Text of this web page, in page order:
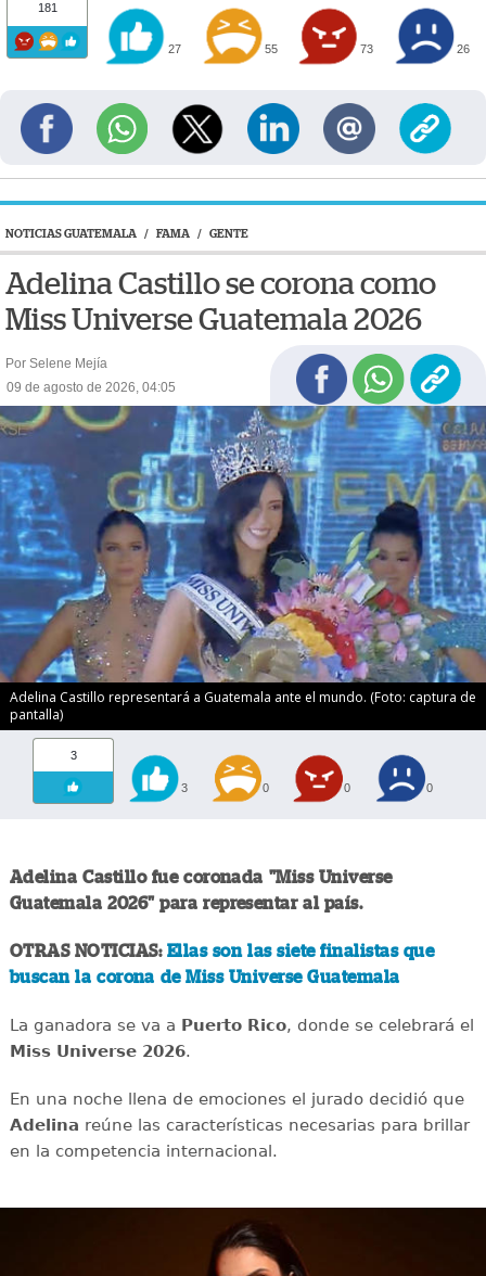
181
27 55 73 26
NOTICIAS GUATEMALA / FAMA / GENTE
Adelina Castillo se corona como
Miss Universe Guatemala 2026
Por Selene Mejía
09 de agosto de 2026, 04:05
Adelina Castillo representará a Guatemala ante el mundo. (Foto: captura de
pantalla)
3
3 0 0 0
Adelina Castillo fue coronada "Miss Universe
Guatemala 2026" para representar al país.
OTRAS NOTICIAS: Ellas son las siete finalistas que
buscan la corona de Miss Universe Guatemala
La ganadora se va a Puerto Rico, donde se celebrará el
Miss Universe 2026.
En una noche llena de emociones el jurado decidió que
Adelina reúne las características necesarias para brillar
en la competencia internacional.